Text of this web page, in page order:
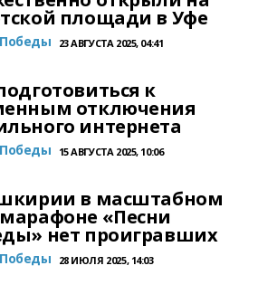
площади в Уфе
23 АВГУСТА 2025, 04:41
к
отключения
интернета
15 АВГУСТА 2025, 10:06
в масштабном
«Песни
нет проигравших
28 ИЮЛЯ 2025, 14:03